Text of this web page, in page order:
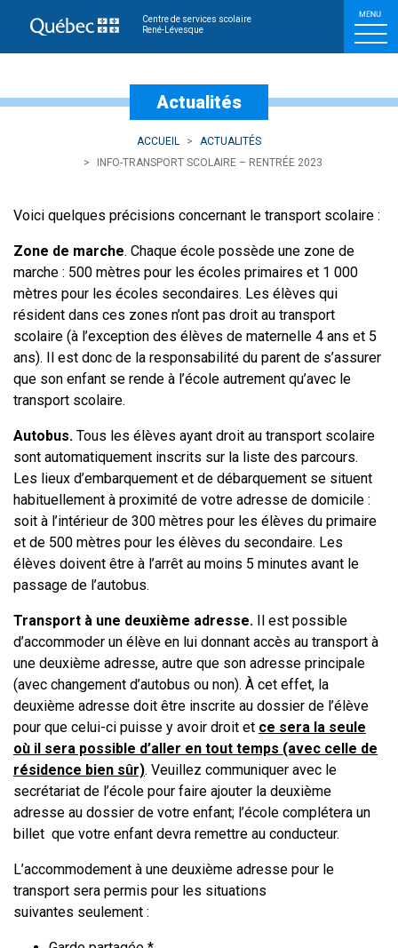
Centre de services scolaire
René-Lévesque
Info-transport scolaire –
Actualités
ACCUEIL
ACTUALITÉS
INFO-TRANSPORT SCOLAIRE – RENTRÉE 2023
Voici quelques précisions concernant le transport scolaire :
Zone de marche. Chaque école possède une zone de
marche : 500 mètres pour les écoles primaires et 1 000
mètres pour les écoles secondaires. Les élèves qui
résident dans ces zones n’ont pas droit au transport
scolaire (à l’exception des élèves de maternelle 4 ans et 5
ans). Il est donc de la responsabilité du parent de s’assurer
que son enfant se rende à l’école autrement qu’avec le
transport scolaire.
Autobus. Tous les élèves ayant droit au transport scolaire
sont automatiquement inscrits sur la liste des parcours.
Les lieux d’embarquement et de débarquement se situent
habituellement à proximité de votre adresse de domicile :
soit à l’intérieur de 300 mètres pour les élèves du primaire
et de 500 mètres pour les élèves du secondaire. Les
élèves doivent être à l’arrêt au moins 5 minutes avant le
passage de l’autobus.
Transport à une deuxième adresse. Il est possible
d’accommoder un élève en lui donnant accès au transport à
une deuxième adresse, autre que son adresse principale
(avec changement d’autobus ou non). À cet effet, la
deuxième adresse doit être inscrite au dossier de l’élève
pour que celui-ci puisse y avoir droit et ce sera la seule
où il sera possible d’aller en tout temps (avec celle de
résidence bien sûr). Veuillez communiquer avec le
secrétariat de l’école pour faire ajouter la deuxième
adresse au dossier de votre enfant; l’école complétera un
billet que votre enfant devra remettre au conducteur.
L’accommodement à une deuxième adresse pour le
transport sera permis pour les situations
suivantes seulement :